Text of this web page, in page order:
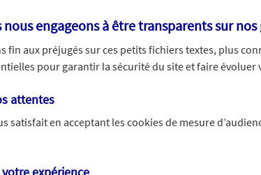
concerne :
nous engageons à être transparents sur
fin aux préjugés sur ces petits fichiers textes, plus
pour garantir la sécurité du site et faire évoluer
attentes
satisfait en acceptant lescookiesde mesure
expérience